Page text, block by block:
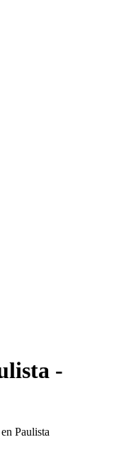
-
Paulista